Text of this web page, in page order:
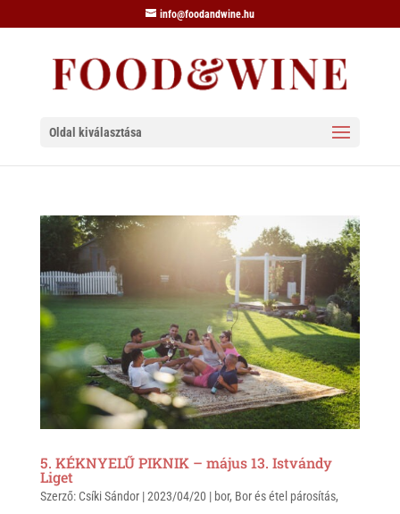
info@foodandwine.hu
Oldal kiválasztása
5. KÉKNYELŰ PIKNIK – május 13. Istvándy
Liget
Szerző: Csíki Sándor|2023/04/20 | bor, Bor és étel párosítás,